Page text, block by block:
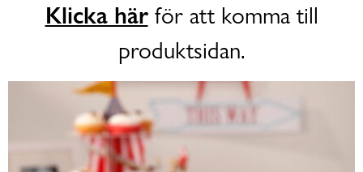
Klicka härför att komma till
produktsidan.